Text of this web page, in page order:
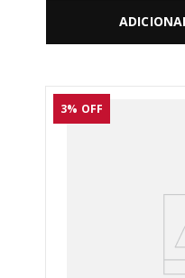
3% OFF